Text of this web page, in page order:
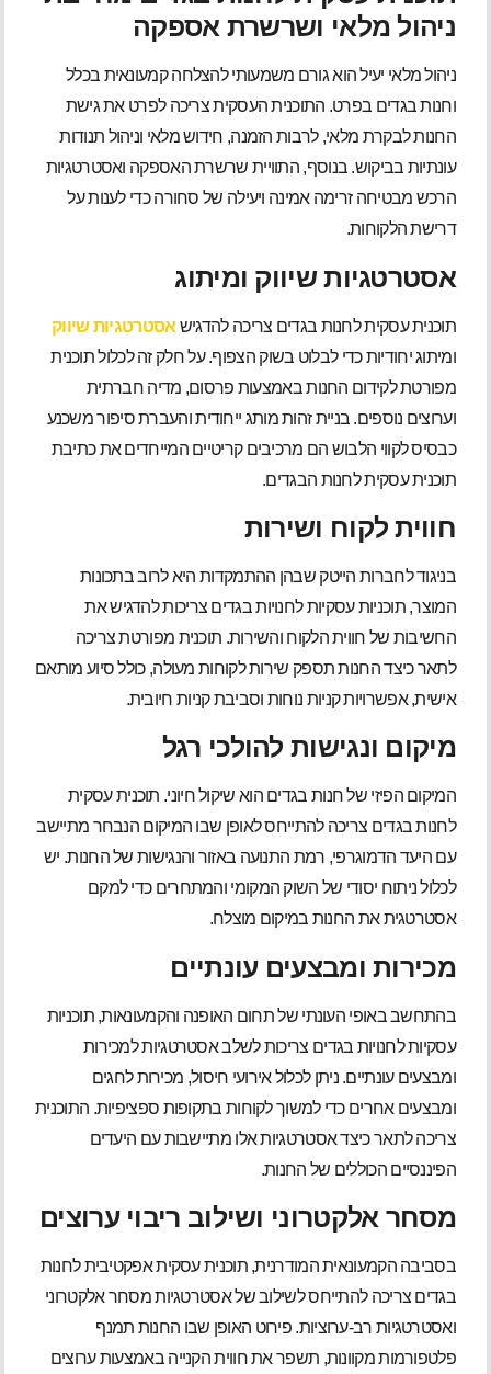
ניהול מלאי ושרשרת אספקה
ניהול מלאי יעיל הוא גורם משמעותי להצלחה קמעונאית בכלל
וחנות בגדים בפרט. התוכנית העסקית צריכה לפרט את גישת
החנות לבקרת מלאי, לרבות הזמנה, חידוש מלאי וניהול תנודות
עונתיות בביקוש. בנוסף, התוויית שרשרת האספקה ואסטרטגיות
הרכש מבטיחה זרימה אמינה ויעילה של סחורה כדי לענות על
דרישת הלקוחות.
אסטרטגיות שיווק ומיתוג
תוכנית עסקית לחנות בגדים צריכה להדגיש אסטרטגיות שיווק
ומיתוג יחודיות כדי לבלוט בשוק הצפוף. על חלק זה לכלול תוכנית
מפורטת לקידום החנות באמצעות פרסום, מדיה חברתית
וערוצים נוספים. בניית זהות מותג ייחודית והעברת סיפור משכנע
כבסיס לקווי הלבוש הם מרכיבים קריטיים המייחדים את כתיבת
תוכנית עסקית לחנות הבגדים.
חווית לקוח ושירות
בניגוד לחברות הייטק שבהן ההתמקדות היא לרוב בתכונות
המוצר, תוכניות עסקיות לחנויות בגדים צריכות להדגיש את
החשיבות של חווית הלקוח והשירות. תוכנית מפורטת צריכה
לתאר כיצד החנות תספק שירות לקוחות מעולה, כולל סיוע מותאם
אישית, אפשרויות קניות נוחות וסביבת קניות חיובית.
מיקום ונגישות להולכי רגל
המיקום הפיזי של חנות בגדים הוא שיקול חיוני. תוכנית עסקית
לחנות בגדים צריכה להתייחס לאופן שבו המיקום הנבחר מתיישב
עם היעד הדמוגרפי, רמת התנועה באזור והנגישות של החנות. יש
לכלול ניתוח יסודי של השוק המקומי והמתחרים כדי למקם
אסטרטגית את החנות במיקום מוצלח.
מכירות ומבצעים עונתיים
בהתחשב באופי העונתי של תחום האופנה והקמעונאות, תוכניות
עסקיות לחנויות בגדים צריכות לשלב אסטרטגיות למכירות
ומבצעים עונתיים. ניתן לכלול אירועי חיסול, מכירות לחגים
ומבצעים אחרים כדי למשוך לקוחות בתקופות ספציפיות. התוכנית
צריכה לתאר כיצד אסטרטגיות אלו מתיישבות עם היעדים
הפיננסיים הכוללים של החנות.
מסחר אלקטרוני ושילוב ריבוי ערוצים
בסביבה הקמעונאית המודרנית, תוכנית עסקית אפקטיבית לחנות
בגדים צריכה להתייחס לשילוב של אסטרטגיות מסחר אלקטרוני
ואסטרטגיות רב-ערוציות. פירוט האופן שבו החנות תמנף
פלטפורמות מקוונות, תשפר את חווית הקנייה באמצעות ערוצים